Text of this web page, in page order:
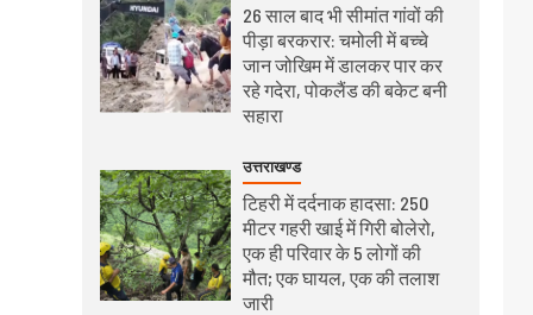
26 साल बाद भी सीमांत गांवों की
पीड़ा बरकरार: चमोली में बच्चे
जान जोखिम में डालकर पार कर
रहे गदेरा, पोकलैंड की बकेट बनी
सहारा
उत्तराखण्ड
टिहरी में दर्दनाक हादसा: 250
मीटर गहरी खाई में गिरी बोलेरो,
एक ही परिवार के 5 लोगों की
मौत; एक घायल, एक की तलाश
जारी